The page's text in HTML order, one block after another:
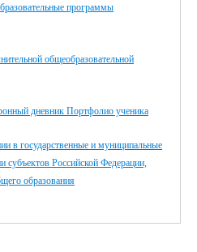
программы
общеобразовательной
дневник Портфолио ученика
в государственные и муниципальные
субъектов Российской Федерации,
образования